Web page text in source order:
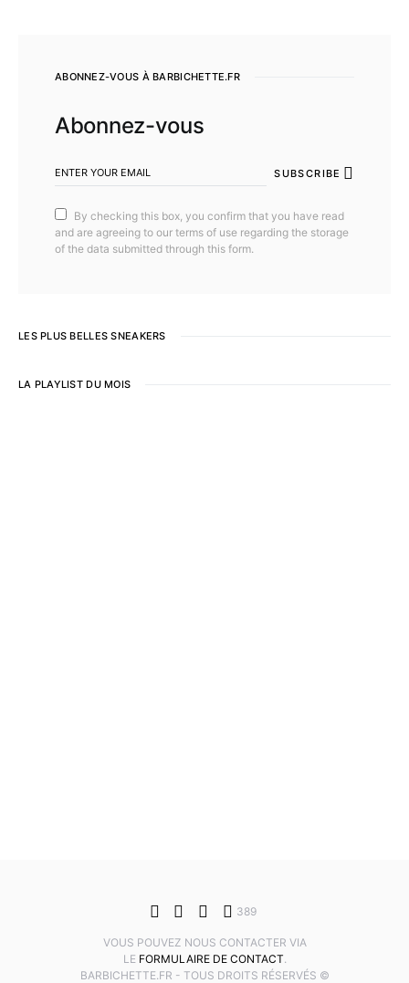
ABONNEZ-VOUS À BARBICHETTE.FR
Abonnez-vous
SUBSCRIBE
By checking this box, you confirm that you have read
and are agreeing to our terms of use regarding the storage
of the data submitted through this form.
LES PLUS BELLES SNEAKERS
LA PLAYLIST DU MOIS
389
VOUS POUVEZ NOUS CONTACTER VIA
LE FORMULAIRE DE CONTACT.
BARBICHETTE.FR - TOUS DROITS RÉSERVÉS ©